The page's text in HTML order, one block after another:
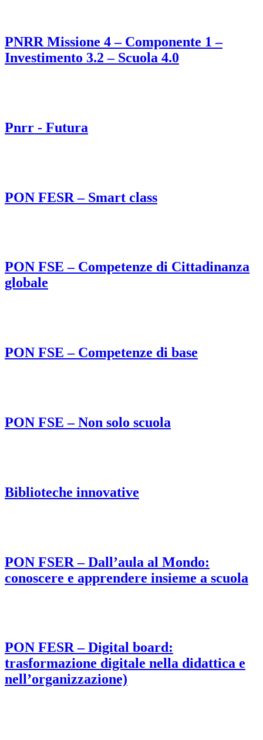
PNRR Missione 4 – Componente 1 –
Investimento 3.2 – Scuola 4.0
Pnrr - Futura
PON FESR – Smart class
PON FSE – Competenze di Cittadinanza
globale
PON FSE – Competenze di base
PON FSE – Non solo scuola
Biblioteche innovative
PON FSER – Dall’aula al Mondo:
conoscere e apprendere insieme a scuola
PON FESR – Digital board:
trasformazione digitale nella didattica e
nell’organizzazione)